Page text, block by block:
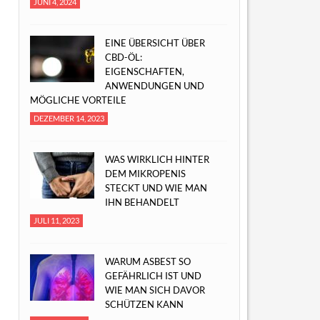
EINE ÜBERSICHT ÜBER
CBD-ÖL:
EIGENSCHAFTEN,
ANWENDUNGEN UND
MÖGLICHE VORTEILE
DEZEMBER 14, 2023
WAS WIRKLICH HINTER
DEM MIKROPENIS
STECKT UND WIE MAN
IHN BEHANDELT
JULI 11, 2023
WARUM ASBEST SO
GEFÄHRLICH IST UND
WIE MAN SICH DAVOR
SCHÜTZEN KANN